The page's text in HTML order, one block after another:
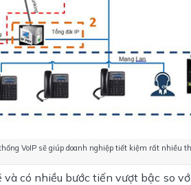
VoIP sẽ giúp doanh nghiệp tiết kiệm rất nhiều
có nhiều bước tiến vượt bậc so